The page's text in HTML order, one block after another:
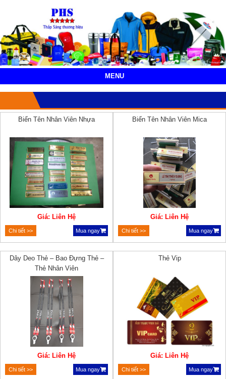
MENU
Biển Tên Nhân Viên Nhựa
Giá: Liên Hệ
Chi tiết >> Mua ngay
Biển Tên Nhân Viên Mica
Giá: Liên Hệ
Chi tiết >> Mua ngay
Dây Deo Thẻ – Bao Đựng Thẻ –
Thẻ Nhân Viên
Giá: Liên Hệ
Chi tiết >> Mua ngay
Thẻ Vip
Giá: Liên Hệ
Chi tiết >> Mua ngay